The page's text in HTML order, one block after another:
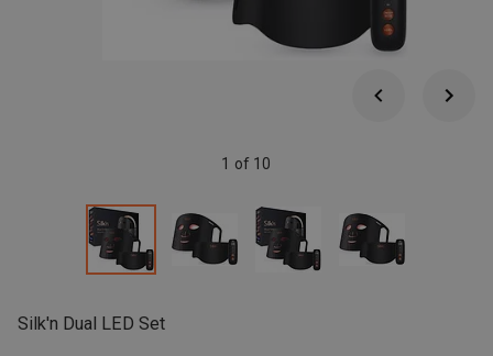
1 of 10
Silk'n Dual LED Set